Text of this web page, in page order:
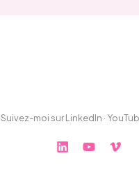
Suivez-moi sur LinkedIn ·